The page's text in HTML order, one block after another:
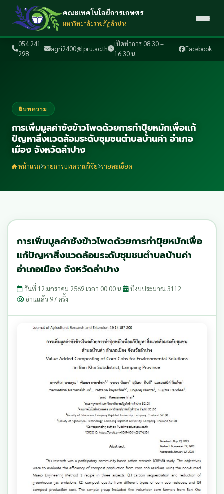
054 241
298
agri2400@lpru.ac.th
เปิดทำการ 08:30 –
16:30 น.
Facebook
คณะเทคโนโลยีการเกษตร
มหาวิทยาลัยราชภัฏลำปาง
บทความ
การเพิ่มมูลค่าซังข้าวโพดด้วยการทำปุ๋ยหมักเพื่อแก้
ปัญหาสิ่งแวดล้อมระดับชุมชนตำบลบ้านค่า อำเภอ
เมือง จังหวัดลำปาง
หน้าแรก รายการบทความวิจัย รายละเอียด
การเพิ่มมูลค่าซังข้าวโพดด้วยการทำปุ๋ยหมักเพื่อ
แก้ปัญหาสิ่งแวดล้อมระดับชุมชนตำบลบ้านค่า
อำเภอเมือง จังหวัดลำปาง
วันที่ 12 มกราคม 2569 เวลา 00:00 น.
ปีงบประมาณ 3112
อ่านแล้ว 97 ครั้ง